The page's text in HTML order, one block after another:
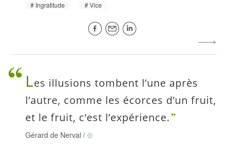
Ingratitude Vice
Les illusions tombent l’une après
l’autre, comme les écorces d’un fruit,
et le fruit, c’est l’expérience.
Gérard de Nerval /